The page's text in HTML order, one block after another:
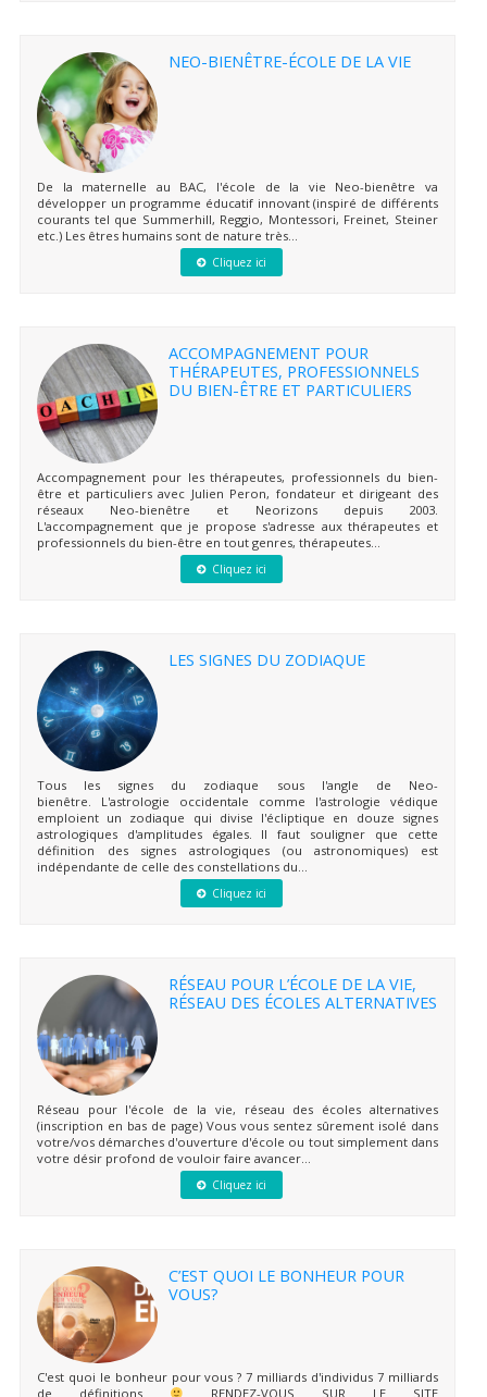
NEO-BIENÊTRE-ÉCOLE DE LA VIE
De la maternelle au BAC, l'école de la vie Neo-bienêtre va
développer un programme éducatif innovant (inspiré de différents
courants tel que Summerhill, Reggio, Montessori, Freinet, Steiner
etc.) Les êtres humains sont de nature très...
Cliquez ici
ACCOMPAGNEMENT POUR
THÉRAPEUTES, PROFESSIONNELS
DU BIEN-ÊTRE ET PARTICULIERS
Accompagnement pour les thérapeutes, professionnels du bien-
être et particuliers avec Julien Peron, fondateur et dirigeant des
réseaux Neo-bienêtre et Neorizons depuis 2003.
L'accompagnement que je propose s'adresse aux thérapeutes et
professionnels du bien-être en tout genres, thérapeutes...
Cliquez ici
LES SIGNES DU ZODIAQUE
Tous les signes du zodiaque sous l'angle de Neo-
bienêtre. L'astrologie occidentale comme l'astrologie védique
emploient un zodiaque qui divise l'écliptique en douze signes
astrologiques d'amplitudes égales. Il faut souligner que cette
définition des signes astrologiques (ou astronomiques) est
indépendante de celle des constellations du...
Cliquez ici
RÉSEAU POUR L’ÉCOLE DE LA VIE,
RÉSEAU DES ÉCOLES ALTERNATIVES
Réseau pour l'école de la vie, réseau des écoles alternatives
(inscription en bas de page) Vous vous sentez sûrement isolé dans
votre/vos démarches d'ouverture d'école ou tout simplement dans
votre désir profond de vouloir faire avancer...
Cliquez ici
C’EST QUOI LE BONHEUR POUR
VOUS?
C'est quoi le bonheur pour vous ? 7 milliards d'individus 7 milliards
de définitions
RENDEZ-VOUS SUR LE SITE